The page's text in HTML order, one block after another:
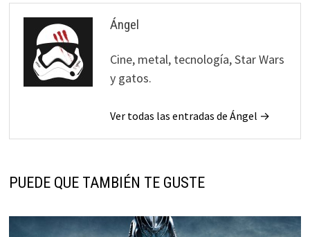
Ángel
Cine, metal, tecnología, Star Wars
y gatos.
Ver todas las entradas de Ángel →
PUEDE QUE TAMBIÉN TE GUSTE